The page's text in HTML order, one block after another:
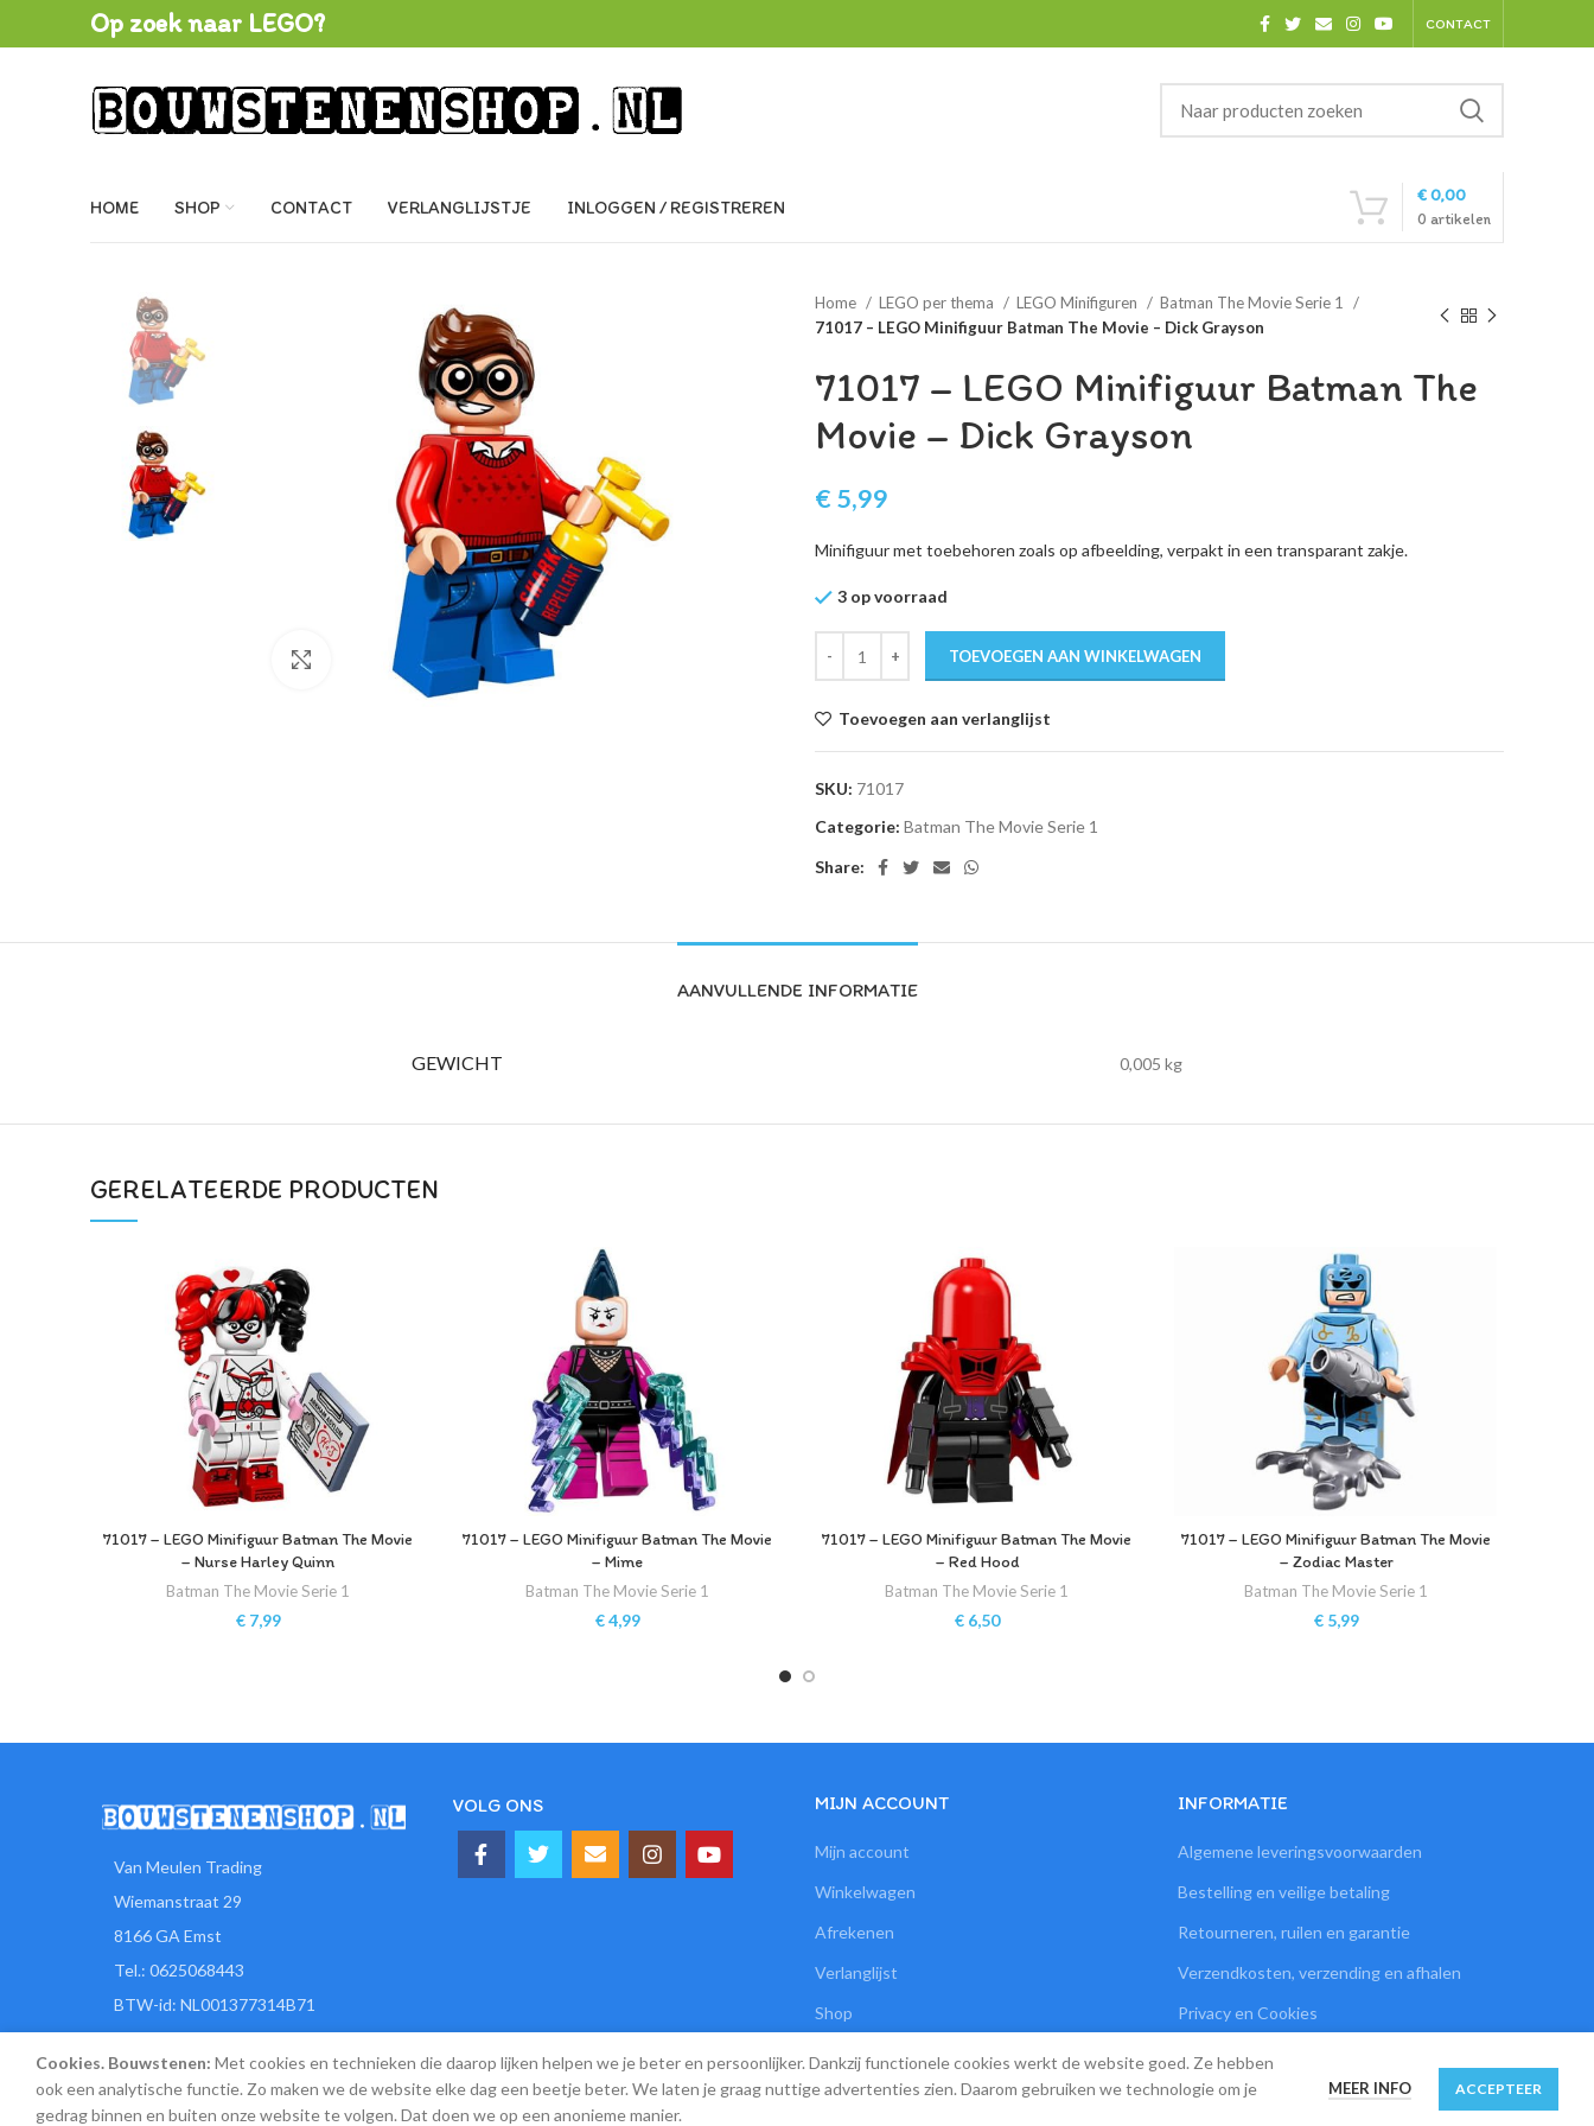
Op zoek naar LEGO? CONTACT
HOME SHOP CONTACT VERLANGLIJSTJE INLOGGEN / REGISTREREN
0 artikelen
€0,00
Klik om te vergroten
Home LEGO per thema LEGO Minifiguren
Batman The Movie Serie 1
71017 – LEGO Minifiguur Batman The Movie – Dick Grayson
71017 – LEGO Minifiguur Batman The
Movie – Dick Grayson
€ 5,99
Minifiguur met toebehoren zoals op afbeelding, verpakt in een transparant zakje.
3 op voorraad
TOEVOEGEN AAN WINKELWAGEN
Toevoegen aan verlanglijst
SKU: 71017
Categorie: Batman The Movie Serie 1
Share:
AANVULLENDE INFORMATIE
GEWICHT 0,005 kg
GERELATEERDE PRODUCTEN
71017 – LEGO Minifiguur Batman The Movie
– Nurse Harley Quinn
Batman The Movie Serie 1
€7,99
71017 – LEGO Minifiguur Batman The Movie
– Mime
Batman The Movie Serie 1
€4,99
71017 – LEGO Minifiguur Batman The Movie
– Red Hood
Batman The Movie Serie 1
€6,50
71017 – LEGO Minifiguur Batman The Movie
– Zodiac Master
Batman The Movie Serie 1
€5,99
Van Meulen Trading
Wiemanstraat 29
8166 GA Emst
Tel.: 0625068443
BTW-id: NL001377314B71
KvK-nr: 77919610
E-mail: verkoop@bouwstenenshop.nl
VOLG ONS MIJN ACCOUNT
Mijn account
Winkelwagen
Afrekenen
Verlanglijst
Shop
INFORMATIE
Algemene leveringsvoorwaarden
Bestelling en veilige betaling
Retourneren, ruilen en garantie
Verzendkosten, verzending en afhalen
Privacy en Cookies
Contact
Cookies. Bouwstenen: Met cookies en technieken die daarop lijken helpen we je beter en persoonlijker. Dankzij functionele cookies werkt de website goed. Ze hebben
ook een analytische functie. Zo maken we de website elke dag een beetje beter. We laten je graag nuttige advertenties zien. Daarom gebruiken we technologie om je
gedrag binnen en buiten onze website te volgen. Dat doen we op een anonieme manier.
MEER INFO ACCEPTEER